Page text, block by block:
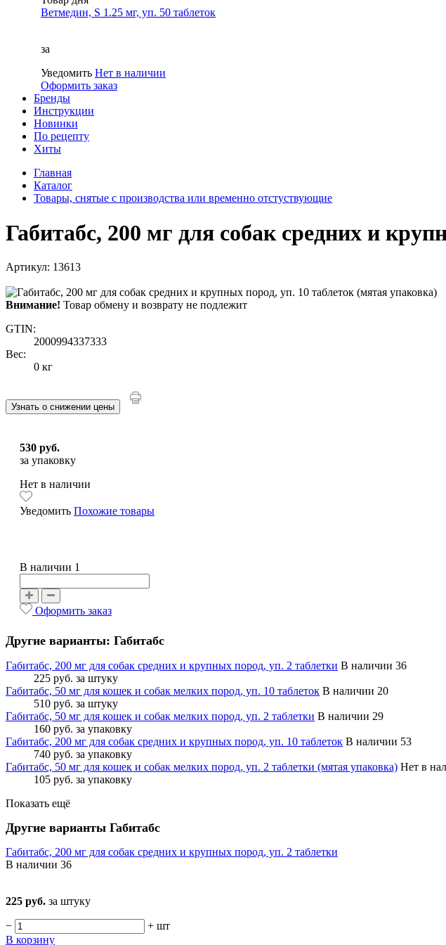
Ветмедин, S 1.25 мг, уп. 50 таблеток
за
Уведомить Нет в наличии
Оформить заказ
Бренды
Инструкции
Новинки
По рецепту
Хиты
Главная
Каталог
Товары, снятые с производства или временно отстуствующие
Габитабс, 200 мг для собак средних и
Артикул: 13613
Внимание! Товар обмену и возврату не подлежит
GTIN:
2000994337333
Вес:
0 кг
Узнать о снижении цены
530 руб.
за упаковку
Нет в наличии
Уведомить Похожие товары
В наличии 1
Оформить заказ
Другие варианты: Габитабс
Габитабс, 200 мг для собак средних и крупных пород, уп. 2 таблетки В наличии 36
225 руб. за штуку
Габитабс, 50 мг для кошек и собак мелких пород, уп. 10 таблеток В наличии 20
510 руб. за штуку
Габитабс, 50 мг для кошек и собак мелких пород, уп. 2 таблетки В наличии 29
160 руб. за упаковку
Габитабс, 200 мг для собак средних и крупных пород, уп. 10 таблеток В наличии 53
740 руб. за упаковку
Габитабс, 50 мг для кошек и собак мелких пород, уп. 2 таблетки (мятая упаковка) Нет в
105 руб. за упаковку
Показать ещё
Другие варианты Габитабс
Габитабс, 200 мг для собак средних и крупных пород, уп. 2 таблетки
В наличии 36
225 руб. за штуку
− + шт
В корзину